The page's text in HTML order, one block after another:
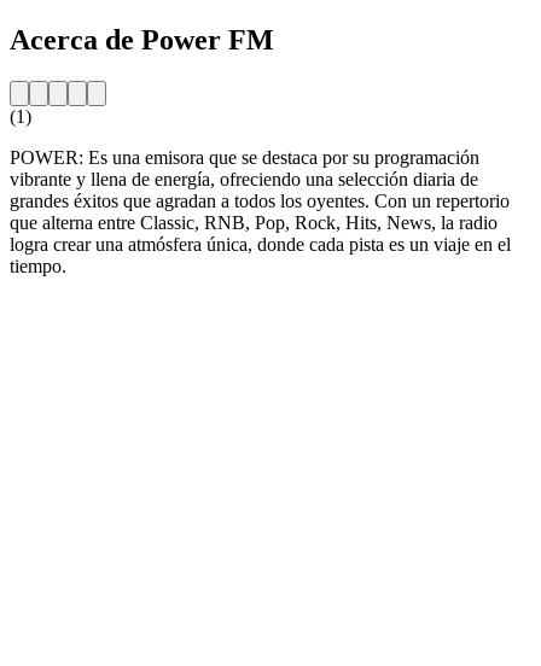
Acerca de Power FM
(1)
POWER: Es una emisora que se destaca por su programación
vibrante y llena de energía, ofreciendo una selección diaria de
grandes éxitos que agradan a todos los oyentes. Con un repertorio
que alterna entre Classic, RNB, Pop, Rock, Hits, News, la radio
logra crear una atmósfera única, donde cada pista es un viaje en el
tiempo.